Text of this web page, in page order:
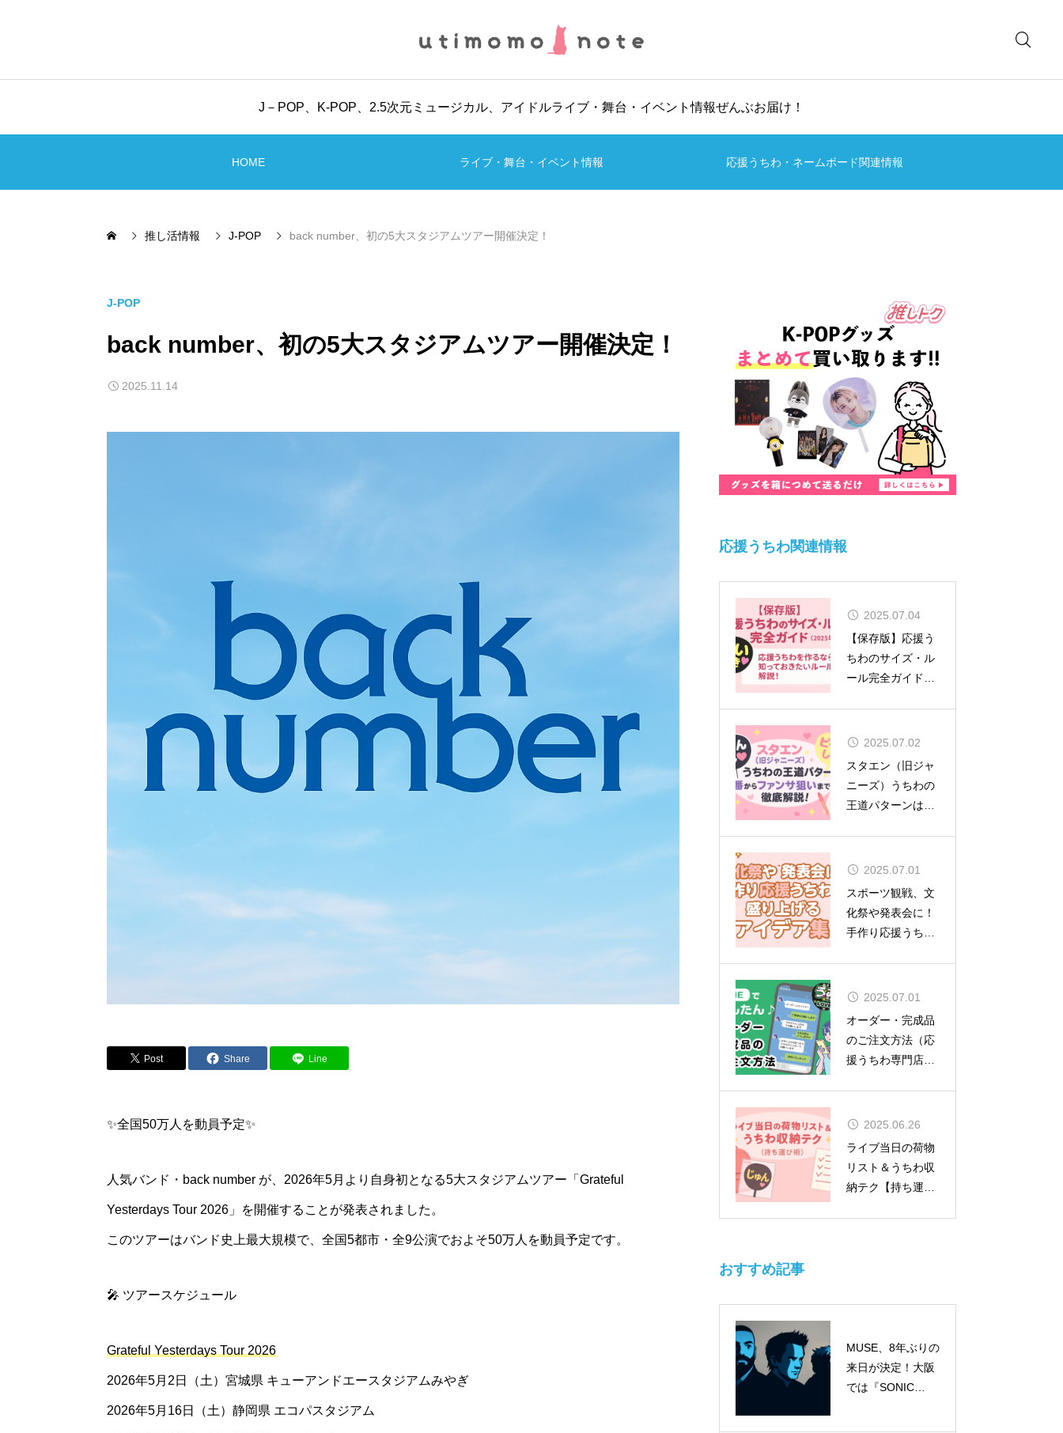
J－POP、K-POP、2.5次元ミュージカル、アイドルライブ・舞台・イベント情報ぜんぶお届け！
HOME ライブ・舞台・イベント情報 応援うちわ・ネームボード関連情報
推し活情報 J-POP back number、初の5大スタジアムツアー開催決定！
J-POP
back number、初の5大スタジアムツアー開催決定！
2025.11.14
Post Share Line
✨全国50万人を動員予定✨
人気バンド・back number が、2026年5月より自身初となる5大スタジアムツアー「Grateful
Yesterdays Tour 2026」を開催することが発表されました。
このツアーはバンド史上最大規模で、全国5都市・全9公演でおよそ50万人を動員予定です。
🎤 ツアースケジュール
Grateful Yesterdays Tour 2026
2026年5月2日（土）宮城県 キューアンドエースタジアムみやぎ
2026年5月16日（土）静岡県 エコパスタジアム
応援うちわ関連情報
2025.07.04
【保存版】応援う
ちわのサイズ・ル
ール完全ガイド
2025.07.02
スタエン（旧ジャ
ニーズ）うちわの
王道パターンは？
説！2025.07.01
スポーツ観戦、文
化祭や発表会に！
手作り応援うちわ
2025.07.01
オーダー・完成品
のご注文方法（応
援うちわ専門店
2025.06.26
ライブ当日の荷物
リスト＆うちわ収
納テク【持ち運び
おすすめ記事
MUSE、8年ぶりの
来日が決定！大阪
では『SONIC